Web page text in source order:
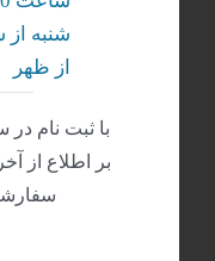
از ظهر
با ثبت نام
بر اطلاع از